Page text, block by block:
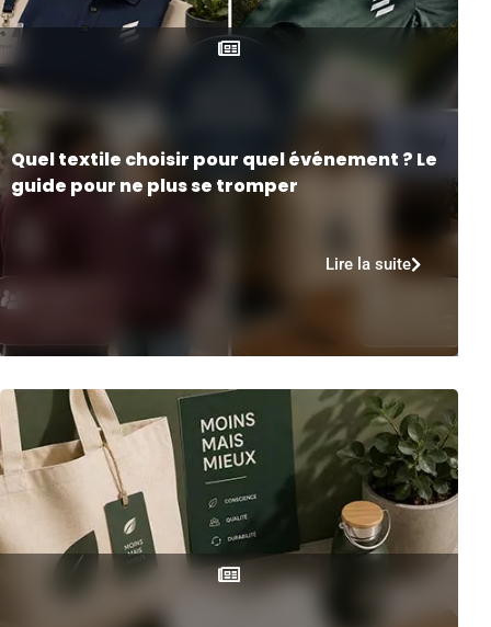
Quel textile choisir pour quel événement ? Le
guide pour ne plus se tromper
Lire la suite